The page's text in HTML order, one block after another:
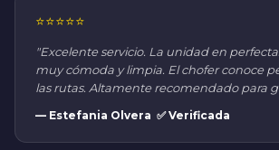
⭐⭐⭐⭐⭐
"Excelente servicio. La unidad en
muy cómoda y limpia. El chofer conoce
las rutas. Altamente recomendado para
— Estefania Olvera ✅ Verificada